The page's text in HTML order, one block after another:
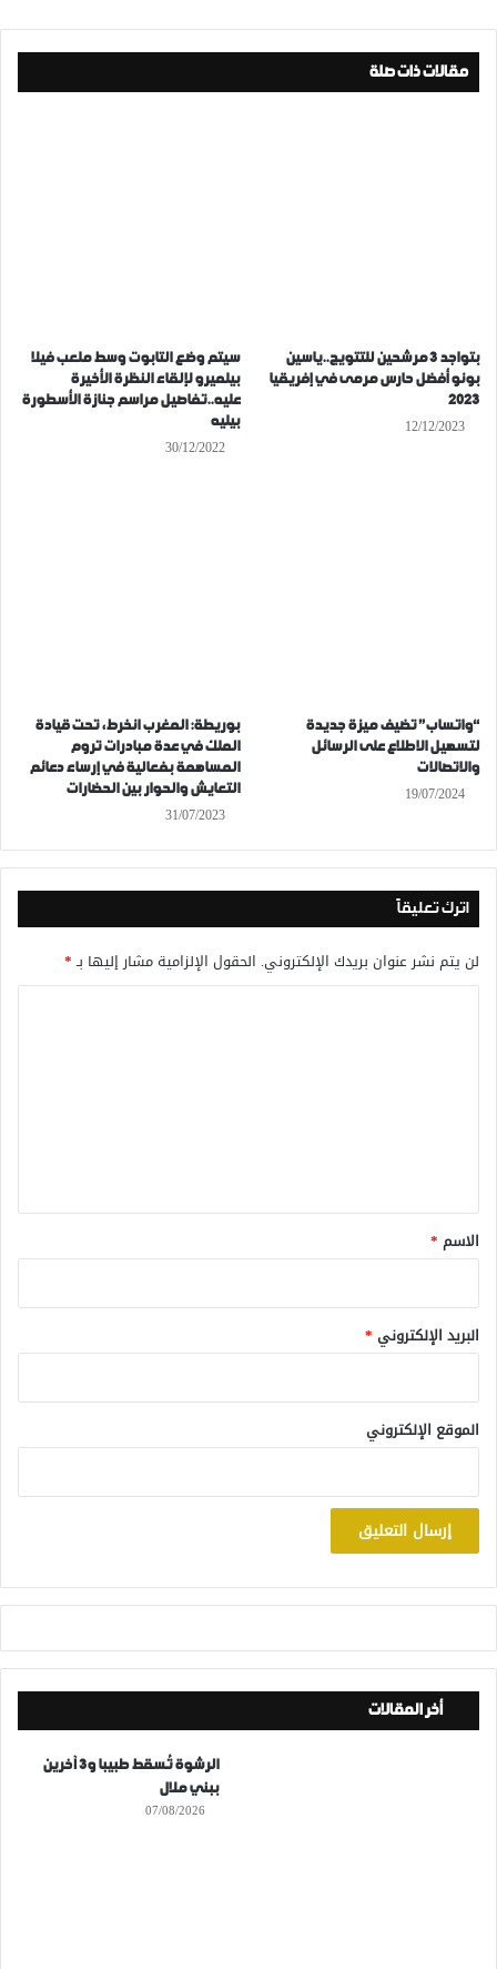
مقالات ذات صلة
بتواجد 3 مرشحين للتتويج..ياسين
بونو أفضل حارس مرمى في إفريقيا
2023
12/12/2023
سيتم وضع التابوت وسط ملعب فيلا
بيلميرو لإلقاء النظرة الأخيرة
عليه..تفاصيل مراسم جنازة الأسطورة
بيليه
30/12/2022
“واتساب” تضيف ميزة جديدة
لتسهيل الاطلاع على الرسائل
والاتصالات
19/07/2024
بوريطة: المغرب انخرط، تحت قيادة
الملك في عدة مبادرات تروم
المساهمة بفعالية في إرساء دعائم
التعايش والحوار بين الحضارات
31/07/2023
اترك تعليقاً
لن يتم نشر عنوان بريدك الإلكتروني. الحقول الإلزامية مشار إليها بـ*
*
الاسم *
البريد الإلكتروني *
الموقع الإلكتروني
أخر المقالات
الرشوة تُسقط طبيبا و3 آخرين
ببني ملال
07/08/2026